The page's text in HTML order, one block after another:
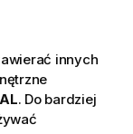
innych
. Do bardziej